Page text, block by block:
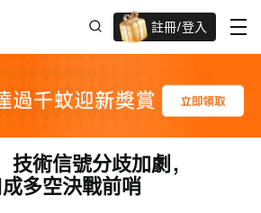
註冊/登入
術信號分歧加劇，
多空決戰前哨